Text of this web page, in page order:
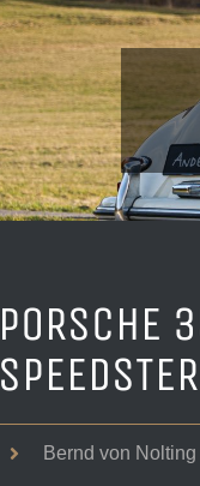
PORSCHE
SPEEDSTER
Bernd von